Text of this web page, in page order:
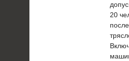
20